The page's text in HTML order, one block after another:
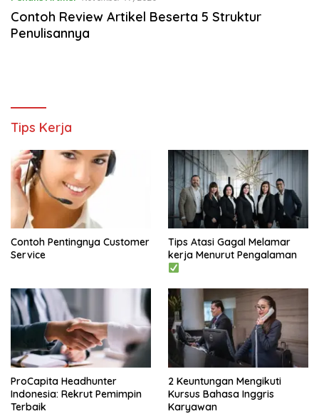
Contoh Review Artikel Beserta 5 Struktur
Penulisannya
Tips Kerja
Contoh Pentingnya Customer
Service
Tips Atasi Gagal Melamar
kerja Menurut Pengalaman
ProCapita Headhunter
Indonesia: Rekrut Pemimpin
Terbaik
2 Keuntungan Mengikuti
Kursus Bahasa Inggris
Karyawan